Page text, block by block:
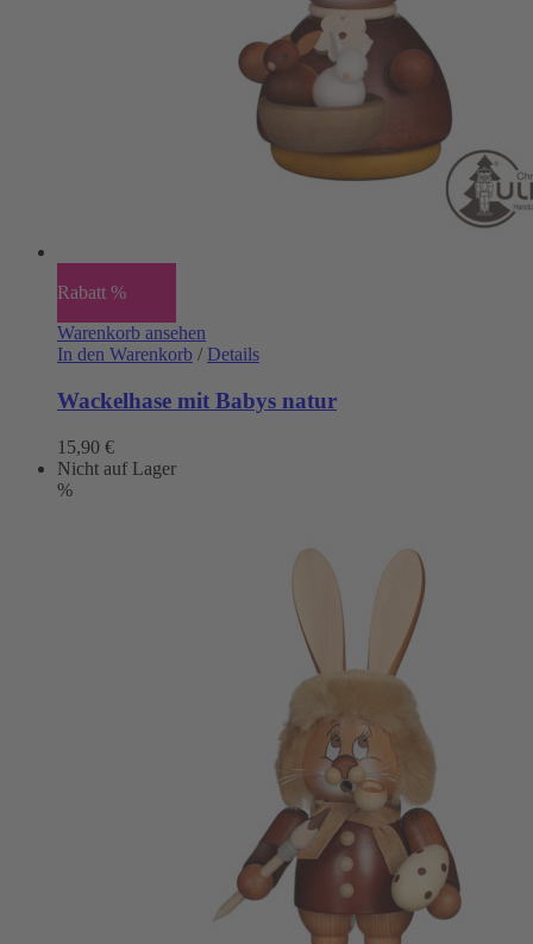
Rabatt %
Warenkorb ansehen
In den Warenkorb / Details
Wackelhase mit Babys natur
15,90 €
Nicht auf Lager
%